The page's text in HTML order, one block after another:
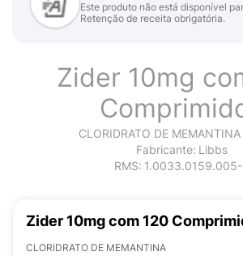
Este produto não está disponível
Retenção de receita obrigatória.
Zider 10mg
CLORIDRATO DE
Fabricante: Libbs
RMS:
Zider 10mg com 120
CLORIDRATO DE MEMANTINA